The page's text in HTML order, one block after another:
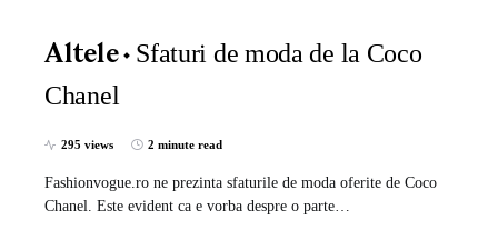
Altele
Sfaturi de moda de la Coco
Chanel
295 views 2 minute read
Fashionvogue.ro ne prezinta sfaturile de moda oferite de Coco
Chanel. Este evident ca e vorba despre o parte…